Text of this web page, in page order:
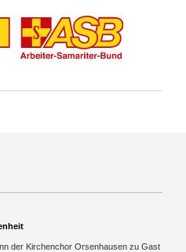
der Kirchenchor Orsenhausen zu Gast